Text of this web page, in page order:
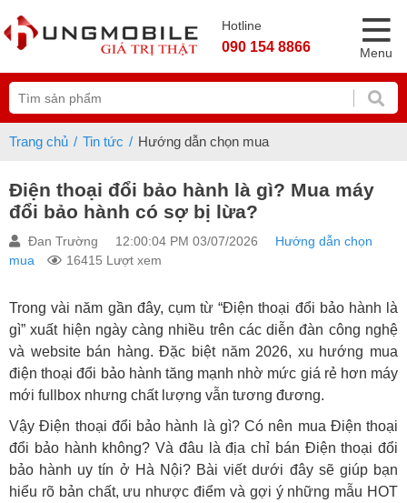
Hotline
090 154 8866 Menu
Trang chủ Tin tức Hướng dẫn chọn mua
Điện thoại đổi bảo hành là gì? Mua máy
đổi bảo hành có sợ bị lừa?
Đan Trường 12:00:04 PM 03/07/2026
Hướng dẫn chọn
mua
16415 Lượt xem
Trong vài năm gần đây, cụm từ “Điện thoại đổi bảo hành là
gì” xuất hiện ngày càng nhiều trên các diễn đàn công nghệ
và website bán hàng. Đặc biệt năm 2026, xu hướng mua
điện thoại đổi bảo hành tăng mạnh nhờ mức giá rẻ hơn máy
mới fullbox nhưng chất lượng vẫn tương đương.
Vậy Điện thoại đổi bảo hành là gì? Có nên mua Điện thoại
đổi bảo hành không? Và đâu là địa chỉ bán Điện thoại đổi
bảo hành uy tín ở Hà Nội? Bài viết dưới đây sẽ giúp bạn
hiểu rõ bản chất, ưu nhược điểm và gợi ý những mẫu HOT